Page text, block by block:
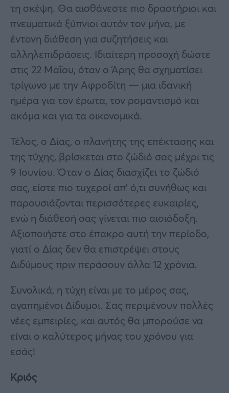
τη σκέψη. Θα αισθάνεστε πιο δραστήριοι και
πνευματικά ξύπνιοι αυτόν τον μήνα, με
έντονη διάθεση για συζητήσεις και
αλληλεπιδράσεις. Ιδιαίτερη προσοχή δώστε
στις 22 Μαΐου, όταν ο Άρης θα σχηματίσει
τρίγωνο με την Αφροδίτη — μια ιδανική
ημέρα για τον έρωτα, τον ρομαντισμό και
ακόμα και για τα οικονομικά.
Τέλος, ο Δίας, ο πλανήτης της επέκτασης και
της τύχης, βρίσκεται στο ζώδιό σας μέχρι τις
9 Ιουνίου. Όταν ο Δίας διασχίζει το ζώδιό
σας, είστε πιο τυχεροί απ’ ό,τι συνήθως και
παρουσιάζονται περισσότερες ευκαιρίες,
ενώ η διάθεσή σας γίνεται πιο αισιόδοξη.
Αξιοποιήστε στο έπακρο αυτή την περίοδο,
γιατί ο Δίας δεν θα επιστρέψει στους
Διδύμους πριν περάσουν άλλα 12 χρόνια.
Συνολικά, η τύχη είναι με το μέρος σας,
αγαπημένοι Δίδυμοι. Σας περιμένουν πολλές
νέες εμπειρίες, και αυτός θα μπορούσε να
είναι ο καλύτερος μήνας του χρόνου για
εσάς!
Κριός